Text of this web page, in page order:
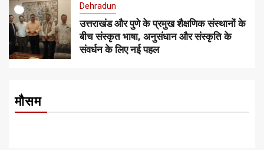
Dehradun
उत्तराखंड और पुणे के प्रमुख शैक्षणिक संस्थानों के
बीच संस्कृत भाषा, अनुसंधान और संस्कृति के
संवर्धन के लिए नई पहल
मौसम